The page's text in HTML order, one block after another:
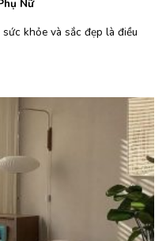
Nữ
khỏe và sắc đẹp là điều